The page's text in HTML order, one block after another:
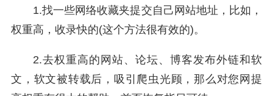
1.找一些网络收藏夹提交自己网站地址，比如，
权重高，收录快的(这个方法很有效的)。
2.去权重高的网站、论坛、博客发布外链和软
文，软文被转载后，吸引爬虫光顾，那么对您网提